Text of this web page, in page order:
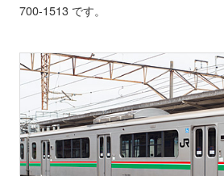
700-1513 です。